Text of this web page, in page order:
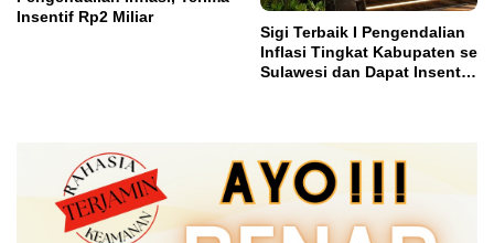
Insentif Rp2 Miliar
Sigi Terbaik I Pengendalian
Inflasi Tingkat Kabupaten se
Sulawesi dan Dapat Insentif